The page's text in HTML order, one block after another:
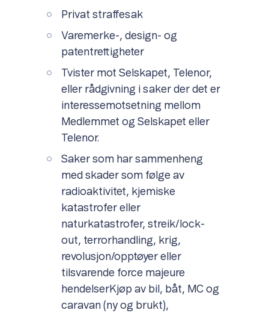
Privat straffesak
Varemerke-, design- og
patentrettigheter
Tvister mot Selskapet, Telenor,
eller rådgivning i saker der det er
interessemotsetning mellom
Medlemmet og Selskapet eller
Telenor.
Saker som har sammenheng
med skader som følge av
radioaktivitet, kjemiske
katastrofer eller
naturkatastrofer, streik/lock-
out, terrorhandling, krig,
revolusjon/opptøyer eller
tilsvarende force majeure
hendelserKjøp av bil, båt, MC og
caravan (ny og brukt),